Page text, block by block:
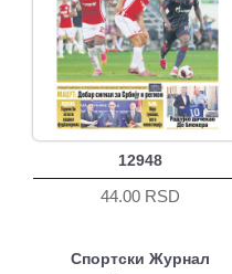
12948
44.00 RSD
Спортски Журнал